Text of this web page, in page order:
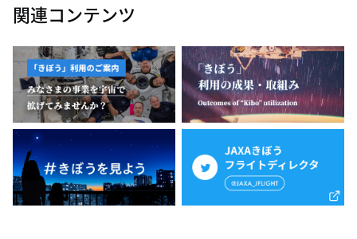
関連コンテンツ